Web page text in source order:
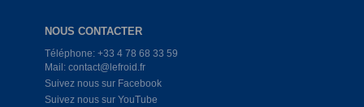
NOUS CONTACTER
Téléphone: +33 4 78 68 33 59
Mail: contact@lefroid.fr
Suivez nous sur Facebook
Suivez nous sur YouTube